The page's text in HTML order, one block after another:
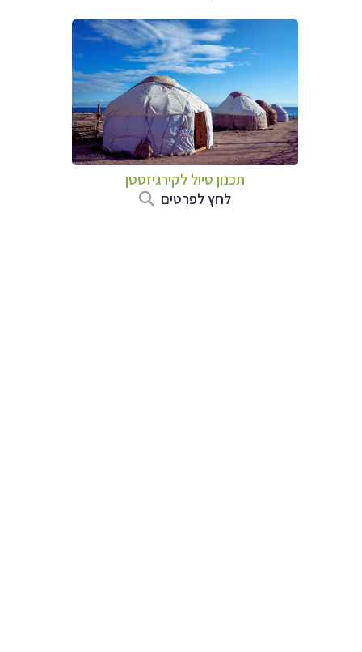
תכנון טיול לקירגיזסטן
לחץ לפרטים